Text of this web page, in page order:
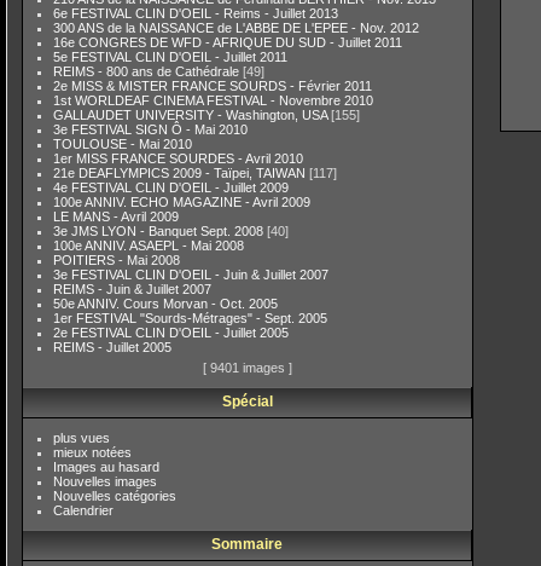
6e FESTIVAL CLIN D'OEIL - Reims - Juillet 2013
300 ANS de la NAISSANCE de L'ABBE DE L'EPEE - Nov. 2012
16e CONGRES DE WFD - AFRIQUE DU SUD - Juillet 2011
5e FESTIVAL CLIN D'OEIL - Juillet 2011
REIMS - 800 ans de Cathédrale [49]
2e MISS & MISTER FRANCE SOURDS - Février 2011
1st WORLDEAF CINEMA FESTIVAL - Novembre 2010
GALLAUDET UNIVERSITY - Washington, USA[155]
3e FESTIVAL SIGN Ô - Mai 2010
TOULOUSE - Mai 2010
1er MISS FRANCE SOURDES - Avril 2010
21e DEAFLYMPICS 2009 - Taïpei, TAIWAN [117]
4e FESTIVAL CLIN D'OEIL - Juillet 2009
100e ANNIV. ECHO MAGAZINE - Avril 2009
LE MANS - Avril 2009
3e JMS LYON - Banquet Sept. 2008 [40]
100e ANNIV. ASAEPL - Mai 2008
POITIERS - Mai 2008
3e FESTIVAL CLIN D'OEIL - Juin & Juillet 2007
REIMS - Juin & Juillet 2007
50e ANNIV. Cours Morvan - Oct. 2005
1er FESTIVAL "Sourds-Métrages" - Sept. 2005
2e FESTIVAL CLIN D'OEIL - Juillet 2005
REIMS - Juillet 2005
[ 9401 images ]
Spécial
plus vues
mieux notées
Images au hasard
Nouvelles images
Nouvelles catégories
Calendrier
Sommaire